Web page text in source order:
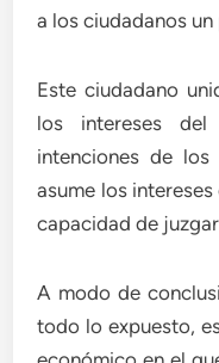
a los ciudadanos
Este ciudadano
los intereses
intenciones de
asume los
capacidad de
A modo de
todo lo expuesto,